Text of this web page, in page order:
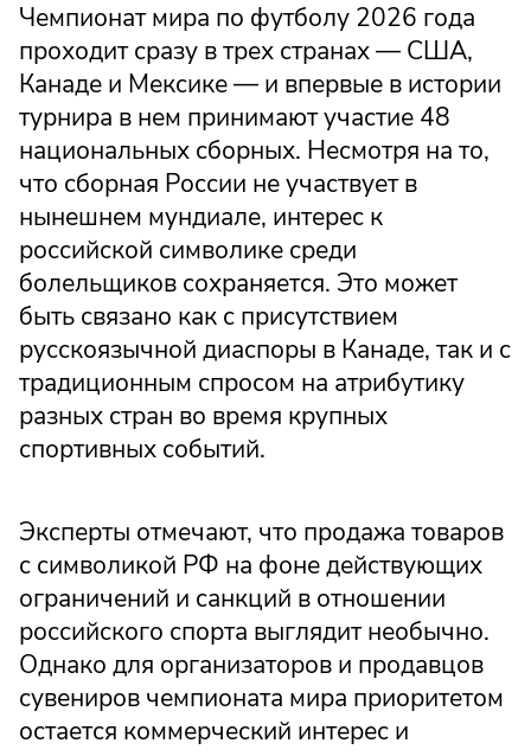
Чемпионат мира по футболу 2026 года
проходит сразу в трех странах — США,
Канаде и Мексике — и впервые в истории
турнира в нем принимают участие 48
национальных сборных. Несмотря на то,
что сборная России не участвует в
нынешнем мундиале, интерес к
российской символике среди
болельщиков сохраняется. Это может
быть связано как с присутствием
русскоязычной диаспоры в Канаде, так и с
традиционным спросом на атрибутику
разных стран во время крупных
спортивных событий.
Эксперты отмечают, что продажа товаров
с символикой РФ на фоне действующих
ограничений и санкций в отношении
российского спорта выглядит необычно.
Однако для организаторов и продавцов
сувениров чемпионата мира приоритетом
остается коммерческий интерес и